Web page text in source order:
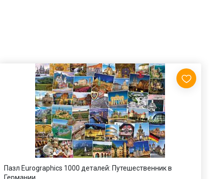
Пазл Eurographics 1000 деталей: Путешественник в
Германии